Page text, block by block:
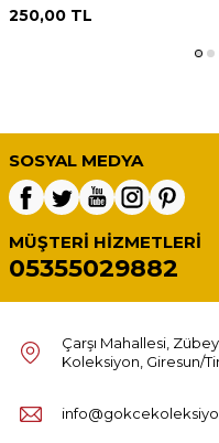
250,00 TL
SOSYAL MEDYA
MÜŞTERI HIZMETLERI
05355029882
Çarşı Mahallesi,
Koleksiyon, Giresun/